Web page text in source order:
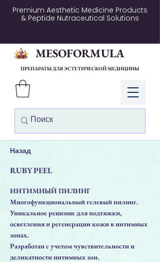
Premium Aesthetic Medicine Products
& Peptide Nutraceutical Solutions
Войти
MESOFORMULA
ПРЕПАРАТЫ ДЛЯ ЭСТЕТИЧЕСКОЙ МЕДИЦИНЫ
Назад
RUBY PEEL
ИНТИМНЫЙ ПИЛИНГ
Многофункциональный гелевый пилинг.
Уникальное решение для подтяжки,
осветления и регенерации кожи в интимных
зонах.
Разработан с учетом чувствительности и
деликатности интимных зон.